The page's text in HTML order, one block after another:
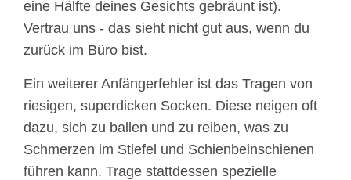
eine Hälfte deines Gesichts gebräunt ist).
Vertrau uns - das sieht nicht gut aus, wenn du
zurück im Büro bist.
Ein weiterer Anfängerfehler ist das Tragen von
riesigen, superdicken Socken. Diese neigen oft
dazu, sich zu ballen und zu reiben, was zu
Schmerzen im Stiefel und Schienbeinschienen
führen kann. Trage stattdessen spezielle